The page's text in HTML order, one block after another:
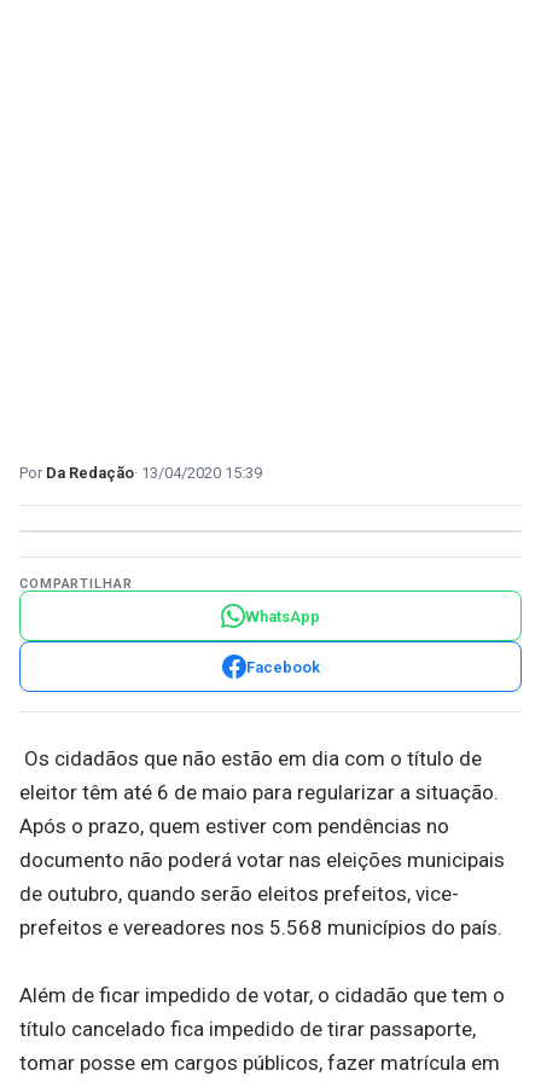
Da Redação 13/04/2020 15:39
COMPARTILHAR
WhatsApp
Facebook
Os cidadãos que não estão em dia com o título de
eleitor têm até 6 de maio para regularizar a situação.
Após o prazo, quem estiver com pendências no
documento não poderá votar nas eleições municipais
de outubro, quando serão eleitos prefeitos, vice-
prefeitos e vereadores nos 5.568 municípios do país.
Além de ficar impedido de votar, o cidadão que tem o
título cancelado fica impedido de tirar passaporte,
tomar posse em cargos públicos, fazer matrícula em